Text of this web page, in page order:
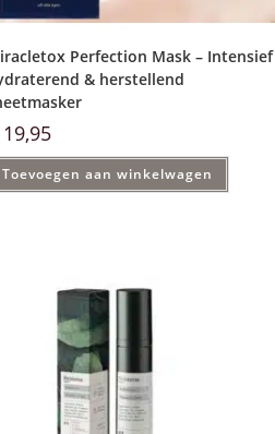
Perfection Mask – Intensief
& herstellend
Toevoegen aan winkelwagen